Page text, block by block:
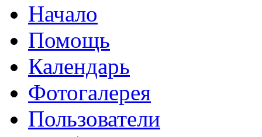
Начало
Помощь
Календарь
Фотогалерея
Пользователи